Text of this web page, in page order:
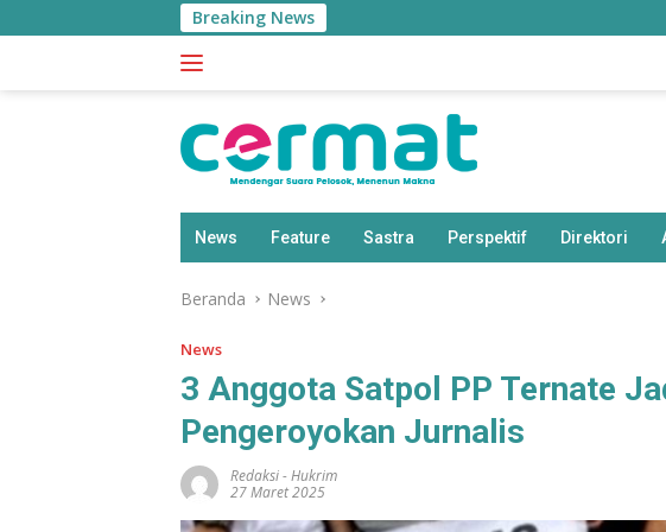
ke
Breaking News Menko
News Feature Sastra Perspektif Direktori
Beranda News
News
3 Anggota Satpol PP Ternate
Pengeroyokan Jurnalis
Redaksi-Hukrim
27 Maret 2025